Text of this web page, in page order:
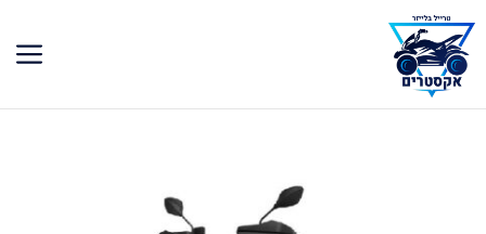
לדלג
לתוכן